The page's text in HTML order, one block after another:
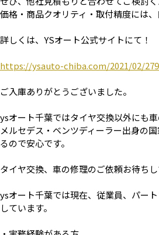
価格・商品クオリティ・取付精度には、
詳しくは、YSオート公式サイトにて！
https://ysauto-chiba.com/2021/02/
ご入庫ありがとうございました。
ysオート千葉ではタイヤ交換以外にも車
メルセデス・ベンツディーラー出身の
るので安心です。
タイヤ交換、車の修理のご依頼お待ちし
ysオート千葉では現在、従業員、パー
しています。